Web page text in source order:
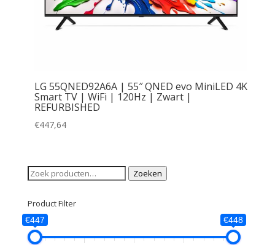
LG 55QNED92A6A | 55″ QNED evo MiniLED 4K
Smart TV | WiFi | 120Hz | Zwart |
REFURBISHED
€447,64
Zoeken
naar:
Zoeken
Product Filter
€447 €448